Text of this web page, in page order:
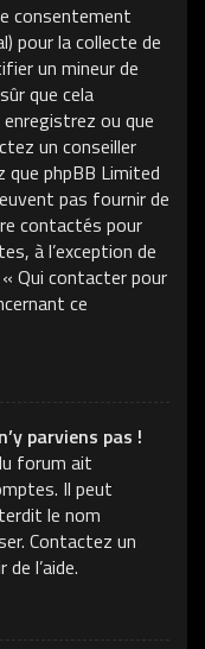
consentement
pour la collecte de
un mineur de
que cela
ou que
un conseiller
que phpBB Limited
pas fournir de
contactés pour
à l’exception de
Qui contacter pour
ce
parviens pas !
forum ait
Il peut
le nom
Contactez un
l’aide.